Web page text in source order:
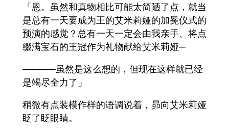
「恩。虽然和真物相比可能太简陋了点，就当
是总有一天要成为王的艾米莉娅的加冕仪式的
预演的感觉？总有一天一定会由我亲手、将点
缀满宝石的王冠作为礼物献给艾米莉娅─
─────虽然是这么想的，但现在这样就已经
是竭尽全力了」
稍微有点装模作样的语调说着，昴向艾米莉娅
眨了眨眼睛。